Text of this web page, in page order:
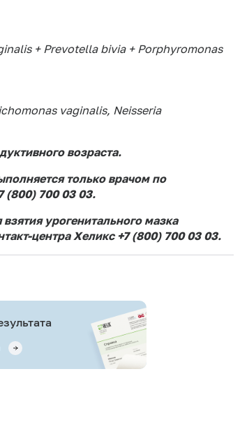
+ Prevotella bivia + Porphyromonas
vaginalis, Neisseria
возраста.
только врачом по
(800) 700 03 03.
урогенитального мазка
центра Хеликс +7 (800) 700 03 03.